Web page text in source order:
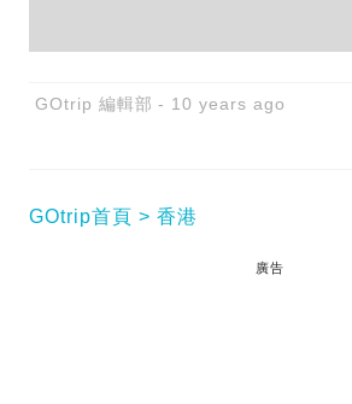
GOtrip 編輯部 10 years ago
GOtrip首頁 香港
廣告